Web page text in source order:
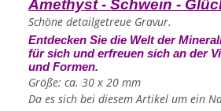
Amethyst - Schwein -
Schöne detailgetreue Gravur.
Entdecken Sie die Welt der
für sich und erfreuen sich an der
und Formen.
Größe: ca. 30 x 20 mm
Da es sich bei diesem Artikel um ein